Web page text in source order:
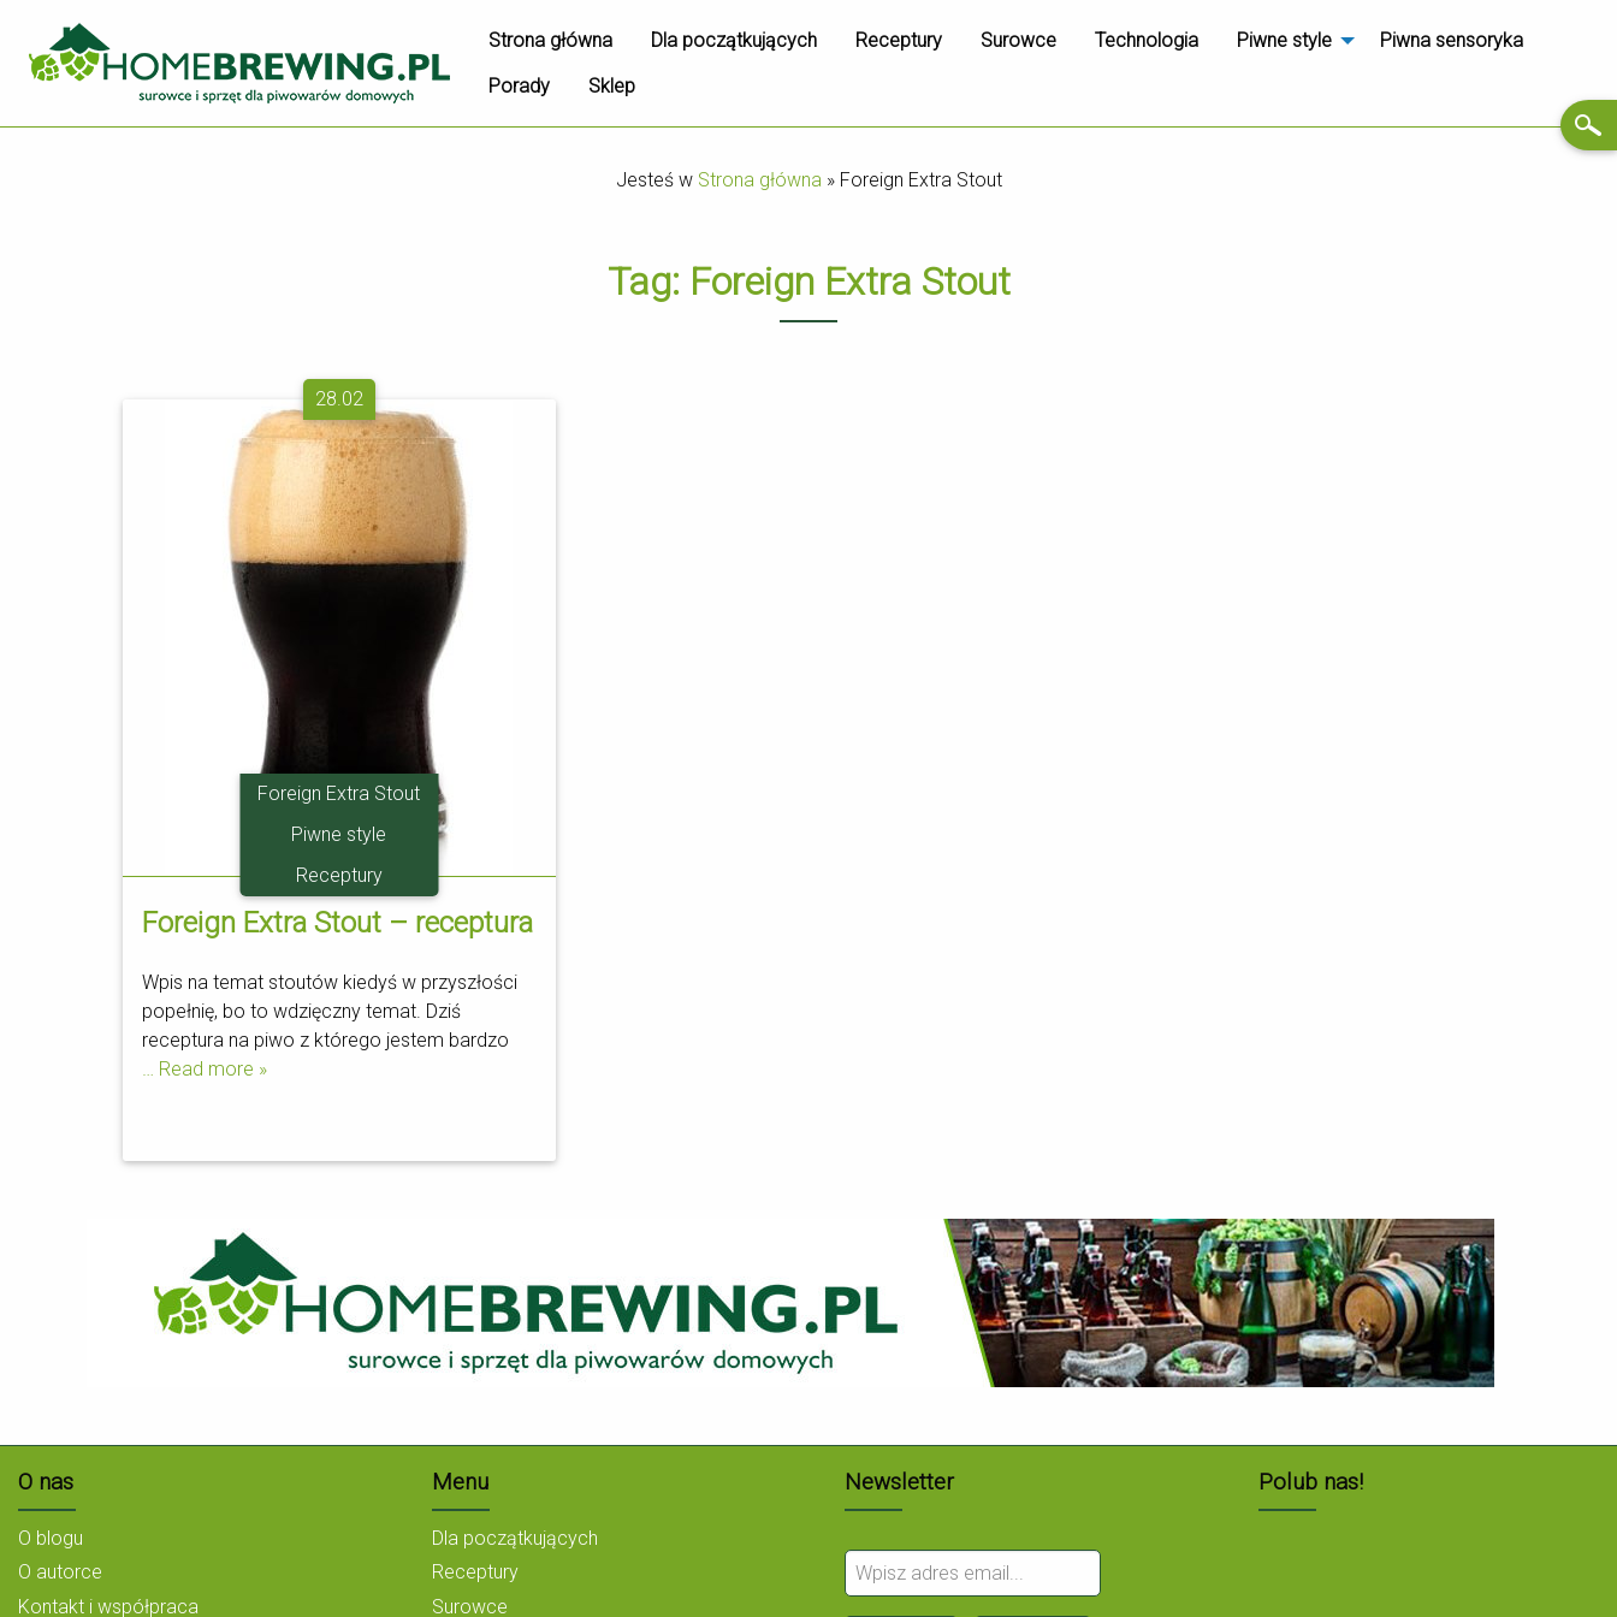
Strona główna Dla początkujących Receptury Surowce Technologia Piwne style Piwna sensoryka
Porady Sklep
Jesteś w Strona główna» Foreign Extra Stout
Tag: Foreign Extra Stout
28.02
Foreign Extra Stout
Piwne style
Receptury
Foreign Extra Stout – receptura
Wpis na temat stoutów kiedyś w przyszłości
popełnię, bo to wdzięczny temat. Dziś
receptura na piwo z którego jestem bardzo
… Read more »
O nas
O blogu
O autorce
Kontakt i współpraca
Menu
Dla początkujących
Receptury
Surowce
Newsletter Polub nas!